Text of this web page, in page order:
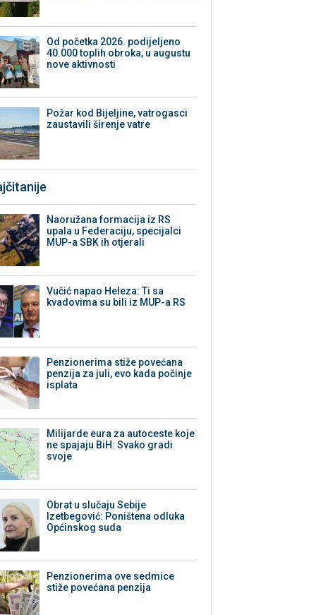
Od početka 2026. podijeljeno
40.000 toplih obroka, u augustu
nove aktivnosti
Požar kod Bijeljine, vatrogasci
zaustavili širenje vatre
Naoružana formacija iz RS
upala u Federaciju, specijalci
MUP-a SBK ih otjerali
Vučić napao Heleza: Ti sa
kvadovima su bili iz MUP-a RS
Penzionerima stiže povećana
penzija za juli, evo kada počinje
isplata
Milijarde eura za autoceste koje
ne spajaju BiH: Svako gradi
svoje
Obrat u slučaju Sebije
Izetbegović: Poništena odluka
Općinskog suda
Penzionerima ove sedmice
stiže povećana penzija